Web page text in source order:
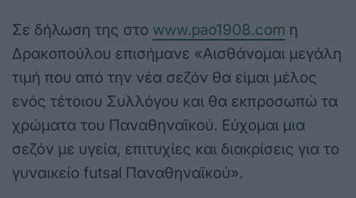
Σε δήλωση της στο www.pao1908.com η
Δρακοπούλου επισήμανε «Αισθάνομαι μεγάλη
τιμή που από την νέα σεζόν θα είμαι μέλος
ενός τέτοιου Συλλόγου και θα εκπροσωπώ τα
χρώματα του Παναθηναϊκού. Εύχομαι μια
σεζόν με υγεία, επιτυχίες και διακρίσεις για το
γυναικείο futsal Παναθηναϊκού».